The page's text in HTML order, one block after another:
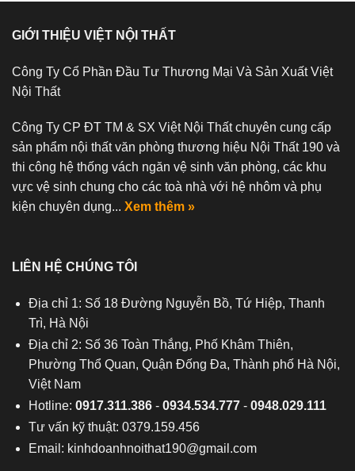
GIỚI THIỆU VIỆT NỘI THẤT
Công Ty Cổ Phần Đầu Tư Thương Mại Và Sản Xuất Việt
Nội Thất
Công Ty CP ĐT TM & SX Việt Nội Thất chuyên cung cấp
sản phẩm nội thất văn phòng thương hiệu Nội Thất 190 và
thi công hệ thống vách ngăn vệ sinh văn phòng, các khu
vực vệ sinh chung cho các toà nhà với hệ nhôm và phụ
kiện chuyên dụng... Xem thêm »
LIÊN HỆ CHÚNG TÔI
Địa chỉ 1: Số 18 Đường Nguyễn Bồ, Tứ Hiệp, Thanh
Trì, Hà Nội
Địa chỉ 2: Số 36 Toàn Thắng, Phố Khâm Thiên,
Phường Thổ Quan, Quận Đống Đa, Thành phố Hà Nội,
Việt Nam
Hotline: 0917.311.386- 0934.534.777- 0948.029.111
Tư vấn kỹ thuật: 0379.159.456
Email: kinhdoanhnoithat190@gmail.com